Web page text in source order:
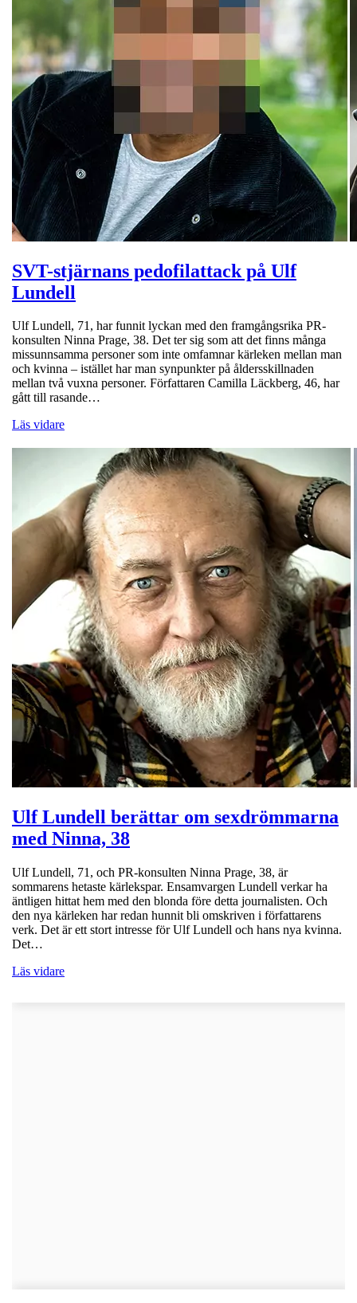
SVT-stjärnans pedofilattack på Ulf
Lundell
Ulf Lundell, 71, har funnit lyckan med den framgångsrika PR-
konsulten Ninna Prage, 38. Det ter sig som att det finns många
missunnsamma personer som inte omfamnar kärleken mellan man
och kvinna – istället har man synpunkter på åldersskillnaden
mellan två vuxna personer. Författaren Camilla Läckberg, 46, har
gått till rasande…
Läs vidare
Ulf Lundell berättar om sexdrömmarna
med Ninna, 38
Ulf Lundell, 71, och PR-konsulten Ninna Prage, 38, är
sommarens hetaste kärlekspar. Ensamvargen Lundell verkar ha
äntligen hittat hem med den blonda före detta journalisten. Och
den nya kärleken har redan hunnit bli omskriven i författarens
verk. Det är ett stort intresse för Ulf Lundell och hans nya kvinna.
Det…
Läs vidare